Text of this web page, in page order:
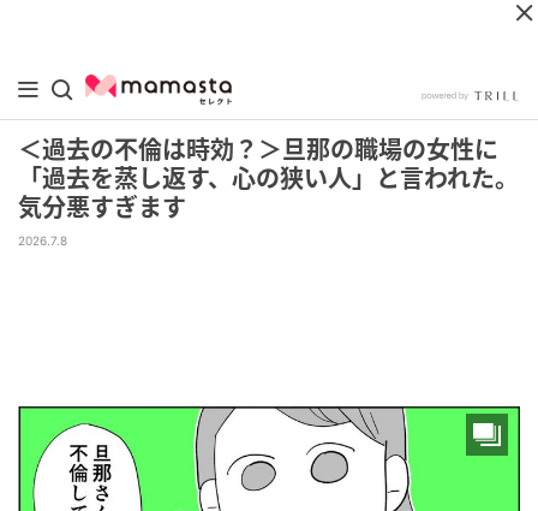
＜過去の不倫は時効？＞旦那の職場の女性に
「過去を蒸し返す、心の狭い人」と言われた。
気分悪すぎます
2026.7.8